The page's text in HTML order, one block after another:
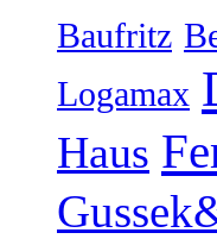
Baufritz
Logamax
Haus